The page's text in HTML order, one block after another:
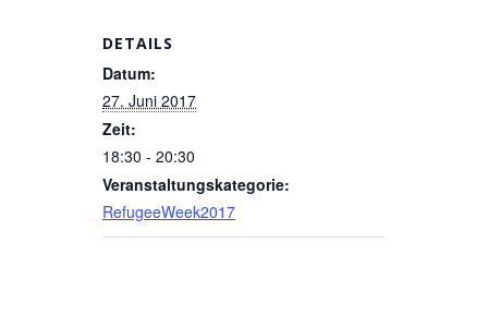
DETAILS
Datum:
27. Juni 2017
Zeit:
18:30 - 20:30
Veranstaltungskategorie:
RefugeeWeek2017